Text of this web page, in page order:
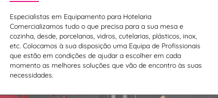
Especialistas em Equipamento para Hotelaria
Comercializamos tudo o que precisa para a sua mesa e
cozinha, desde, porcelanas, vidros, cutelarias, plásticos, inox,
etc. Colocamos à sua disposição uma Equipa de Profissionais
que estão em condições de ajudar a escolher em cada
momento as melhores soluções que vão de encontro às suas
necessidades.